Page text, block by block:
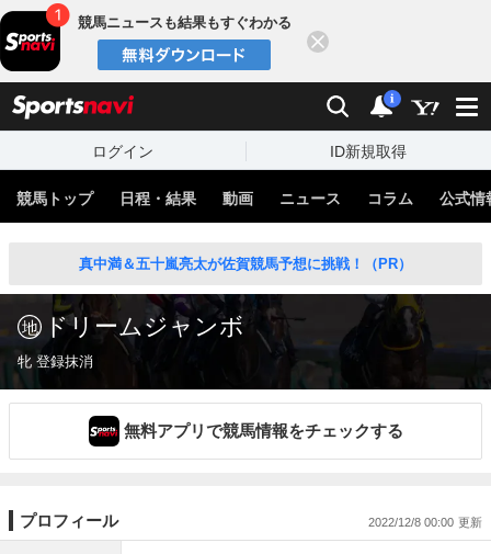
競馬ニュースも結果もすぐわかる
検索 通知
i
ログイン ID新規取得
競馬トップ 日程・結果 動画 ニュース コラム 公式情
真中満＆五十嵐亮太が佐賀競馬予想に挑戦！（PR）
ドリームジャンボ
牝 登録抹消
無料アプリで競馬情報をチェックする
プロフィール 2022/12/8 00:00